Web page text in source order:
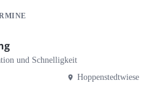
und Schnelligkeit
Hoppenstedtwiese